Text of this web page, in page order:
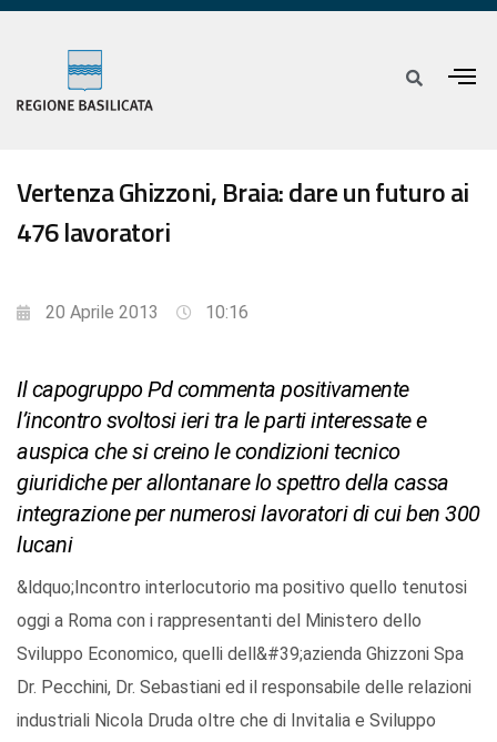
Vertenza Ghizzoni, Braia: dare un futuro ai
476 lavoratori
20 Aprile 2013 10:16
Il capogruppo Pd commenta positivamente
l’incontro svoltosi ieri tra le parti interessate e
auspica che si creino le condizioni tecnico
giuridiche per allontanare lo spettro della cassa
integrazione per numerosi lavoratori di cui ben 300
lucani
&ldquo;Incontro interlocutorio ma positivo quello tenutosi
oggi a Roma con i rappresentanti del Ministero dello
Sviluppo Economico, quelli dell&#39;azienda Ghizzoni Spa
Dr. Pecchini, Dr. Sebastiani ed il responsabile delle relazioni
industriali Nicola Druda oltre che di Invitalia e Sviluppo